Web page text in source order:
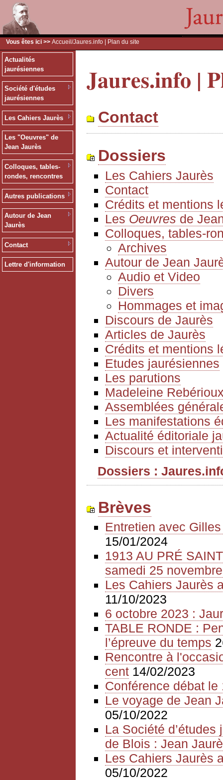
Vous êtes ici >> Accueil /Jaures.info | Plan du site
Actualités
jaurésiennes
Société d'études
jaurésiennes
Les Cahiers Jaurès
Les "Oeuvres" de
Jean Jaurès
Colloques, tables-
rondes, rencontres
Autres publications
Autour de Jean
Jaurès
Contact
Lettre d'information
Jaures.info |
Contact
Dossiers
Les Cahiers Jaurès
Contact
Crédits et mentions
Les Oeuvres de
Colloques, tables-
Archives
Autour de Jean
Audio et Video
Divers
Hommages et
Discours de Jaurès
Articles de Jaurès
Crédits et mentions
Etudes jaurésiennes
Les parutions
Madeleine
Assemblées
Les manifestations
Actualité éditoriale
Discours et
Dossiers :
Brèves
Entretien avec
15/01/2024
1913 AU PRÉ
samedi 25
Les Cahiers Jaurès
11/10/2023
6 octobre 2023 :
TABLE RONDE :
l’épreuve du temps
Rencontre à
cent 14/02/2023
Conférence débat
Le voyage de Jean
05/10/2022
La Société
de Blois : Jean
Les Cahiers Jaurès
05/10/2022